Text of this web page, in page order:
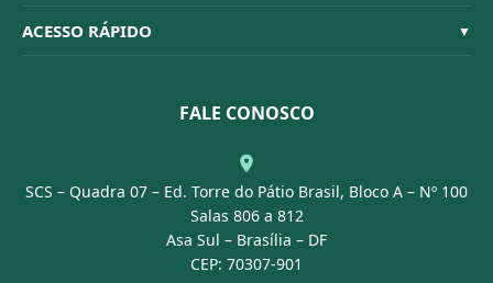
Organograma
Conselheiros
Código de Ética
Dúvidas Frequentes
Resoluções
ACESSO RÁPIDO ▼
Portal Transparência
FALE CONOSCO
SCS – Quadra 07 – Ed. Torre do Pátio Brasil, Bloco A – Nº 100
Salas 806 a 812
Asa Sul – Brasília – DF
CEP: 70307-901